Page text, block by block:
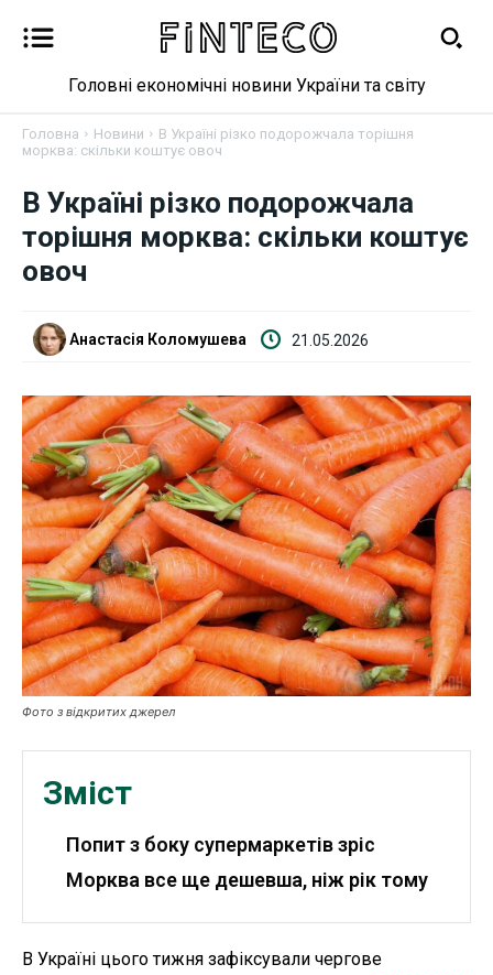
Новини
Криптовалюта
Робота і освіта
Публікації
ФОП
Курс валют
Ми в соц. мережах
Головні економічні новини України та світу
Головна Новини
В Україні різко подорожчала торішня
морква: скільки коштує овоч
В Україні різко подорожчала
торішня морква: скільки коштує
овоч
Анастасія Коломушева 21.05.2026
Фото з відкритих джерел
Зміст
Попит з боку супермаркетів зріс
Морква все ще дешевша, ніж рік тому
В Україні цього тижня зафіксували чергове